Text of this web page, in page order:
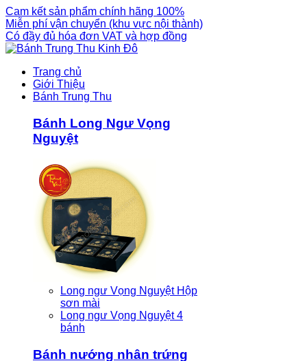
Cam kết sản phẩm chính hãng 100%
Miễn phí vận chuyển (khu vực nội thành)
Có đầy đủ hóa đơn VAT và hợp đồng
Trang chủ
Giới Thiệu
Bánh Trung Thu
Bánh Long Ngư Vọng
Nguyệt
Long ngư Vọng Nguyệt Hộp
sơn mài
Long ngư Vọng Nguyệt 4
bánh
Bánh nướng nhân trứng